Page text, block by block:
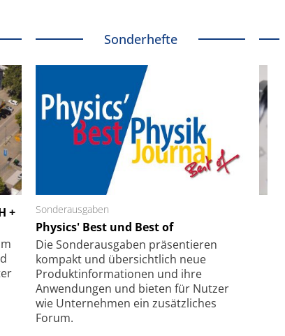
+
Sonderhefte
Sonderausgaben
Physics' Best und Best of
Die Sonder­ausgaben präsentieren
kompakt und übersichtlich neue
Produkt­informationen und ihre
Anwendungen und bieten für Nutzer
wie Unternehmen ein zusätzliches
Forum.
Elektronenmikroskopie auf
kleinstem Raum